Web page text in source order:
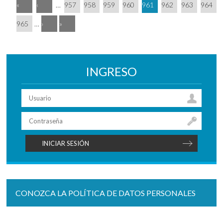
« ‹ … 957 958 959 960 961 962 963 964
965 … › »
INGRESO
CONOZCA LA POLÍTICA DE DATOS PERSONALES